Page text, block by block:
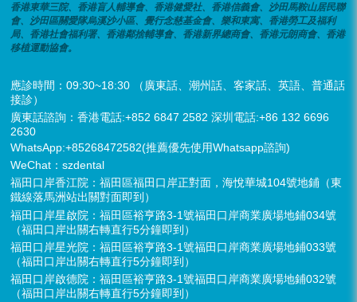
香港東華三院、香港盲人輔導會、香港健愛社、香港信義會、沙田馬鞍山居民聯
會、沙田區關愛隊烏溪沙小區、覺行念慈基金會、樂和東寓、香港勞工及福利
局、香港社會福利署、香港鄰捨輔導會、香港新界總商會、香港元朗商會、香港
移植運動協會。
應診時間：09:30~18:30 （廣東話、潮州話、客家話、英語、普通話
接診）
廣東話諮詢：香港電話:+852 6847 2582 深圳電話:+86 132 6696
2630
WhatsApp:+85268472582(推薦優先使用Whatsapp諮詢)
WeChat：szdental
福田口岸香江院：福田區福田口岸正對面，海悅華城104號地鋪（東
鐵線落馬洲站出關對面即到）
福田口岸星啟院：福田區裕亨路3-1號福田口岸商業廣場地鋪034號
（福田口岸出關右轉直行5分鐘即到）
福田口岸星光院：福田區裕亨路3-1號福田口岸商業廣場地鋪033號
（福田口岸出關右轉直行5分鐘即到）
福田口岸啟德院：福田區裕亨路3-1號福田口岸商業廣場地鋪032號
（福田口岸出關右轉直行5分鐘即到）